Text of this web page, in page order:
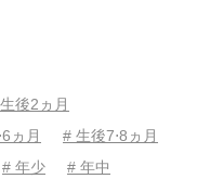
後2ヵ月
ヵ月
# 生後7⋅8ヵ月
# 年少
# 年中